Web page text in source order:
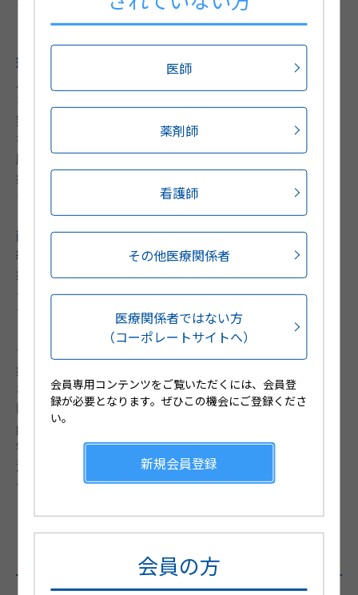
それ以外の部位（外陰部、鼠蹊部、腹壁、手術瘢痕、な
ど）か。
理学的所見：
月経中であれば子宮、付属器周囲の疼痛、あるいは疼痛
を訴える場所の腫脹（希少部位子宮内膜症の存在）を観
察する。腹壁由来か内臓由来かの鑑別にCarnetサインは
有効なことがある。腟直腸診は子宮周囲の癒着や子宮内
膜症などの病変の推定に有効である。初経直後から強い
痛みを訴えることは稀であり、このような時は性器奇形
画像検査：
経腟超音波が基本で、器質的疾患（子宮筋腫・子宮腺筋
症など）の描出には優れるが、チョコレート嚢胞以外の
子宮内膜症病変は描出されないことが多い。MRIも同様
である。
★注意点
疼痛に関しては慎重な問診と理学的所見の取得が優先さ
れる。子宮内膜症の診断にはCA125は特異性が低く、診
断に血中バイオマーカーを使用すべきではない（ESHRE
guideline: endometriosis Hum Reprod2022)。問診、理
学的所見から疑われるが、画像で映らず、経験的薬物療
法が無効な場合、腹腔鏡検査による病理診断を試みる場
合がある。
（E）気分変調（気持ちが沈む、イライラす
るなど）
医師
薬剤師
看護師
その他医療関係者
医療関係者ではない方
（コーポレートサイトへ）
会員専用コンテンツをご覧いただくには、会員登
録が必要となります。ぜひこの機会にご登録くださ
い。
新規会員登録
会員の方